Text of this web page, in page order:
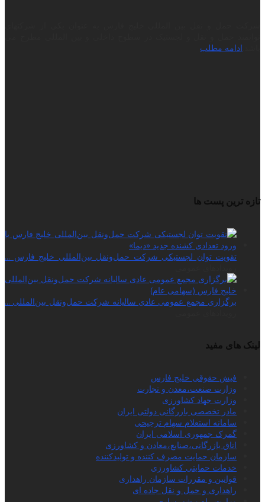
ادامه مطلب
تازه ترین پست ها
تقویت توان لجستیکی شرکت حمل‌ونقل بین‌المللی خلیج فارس ...
برگزاری مجمع عمومی عادی سالیانه شرکت حمل‌ونقل بین‌المللی ...
لینک های مفید
فیش حقوقی خلیج فارس
وزارت صنعت،معدن و تجارت
وزارت جهاد کشاورزی
مادر تخصصی بازرگانی دولتی ایران
سامانه استعلام سهام ترجیحی
گمرک جمهوری اسلامی ایران
اتاق بازرگانی،صنایع،معادن و کشاورزی
سازمان حمایت مصرف کننده و تولیدکننده
خدمات حمایتی کشاورزی
قوانین و مقررات سازمان راهداری
راهداری و حمل و نقل جاده ای